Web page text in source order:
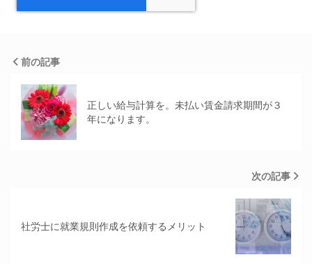
前の記事
正しい給与計算を。未払い賃金請求期間が３
年になります。
次の記事
社労士に就業規則作成を依頼するメリット